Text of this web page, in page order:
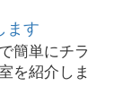
ます
簡単にチラ
を紹介しま